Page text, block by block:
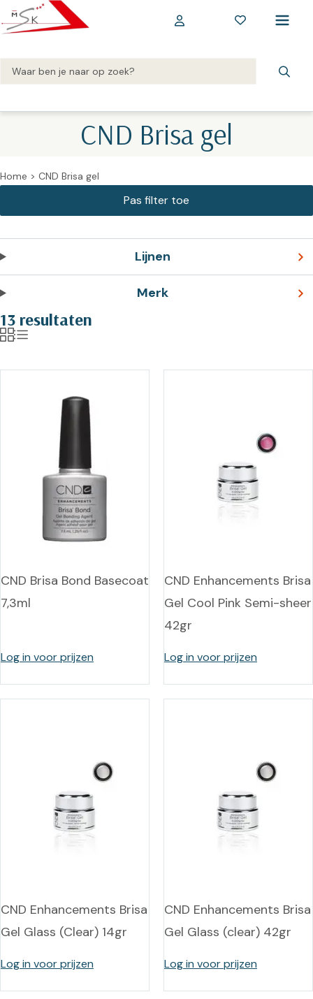
CND Brisa gel
Home > CND Brisa gel
Lijnen
Merk
13 resultaten
CND Brisa Bond Basecoat
7,3ml
Log in voor prijzen
CND Enhancements Brisa
Gel Cool Pink Semi-sheer
42gr
Log in voor prijzen
CND Enhancements Brisa
Gel Glass (Clear) 14gr
Log in voor prijzen
CND Enhancements Brisa
Gel Glass (clear) 42gr
Log in voor prijzen